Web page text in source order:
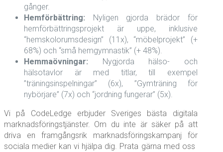
gånger.
Hemförbättring: Nyligen gjorda brädor för
hemförbättringsprojekt är uppe, inklusive
“hemskolorumsdesign” (11x), “möbelprojekt” (+
68%) och “små hemgymnastik” (+ 48%).
Hemmaövningar: Nygjorda hälso- och
hälsotavlor är med titlar, till exempel
”träningsinspelningar” (6x), ”Gymträning för
nybörjare” (7x) och “jordning fungerar” (5x).
Vi på CodeLedge erbjuder Sveriges bästa digitala
marknadsföringstjänster. Om du inte är säker på att
driva en framgångsrik marknadsföringskampanj för
sociala medier kan vi hjälpa dig. Prata gärna med oss ​​